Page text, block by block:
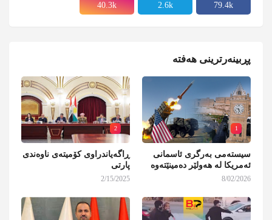
79.4k
2.6k
40.3k
پڕبینەرترینی هەفتە
1
سیستەمی بەرگری ئاسمانی
ئەمریکا لە هەولێر دەمینێتەوە
8/02/2026
2
ڕاگەیاندراوی کۆمیتەی ناوەندی
پارتی
2/15/2025